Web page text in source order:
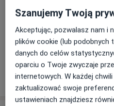
Swoją pracę poddaję
zasady etyki zawodowej.
Towarzystwa
Towarzystwa Psychoterapii
Towarzystwa Terapii
Pacjenci których przyjmuję
Dorośli
Dzieci
Pokaż
Szanujemy Twoją
Akceptując, pozwalasz nam i
plików cookie (lub podobnych
danych do celów
oparciu o Twoje zwyczaje
internetowych. W każdej
zaktualizować swoje
ustawieniach znajdziesz